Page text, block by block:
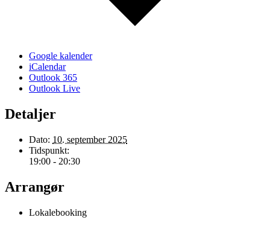
Google kalender
iCalendar
Outlook 365
Outlook Live
Detaljer
Dato: 10. september 2025
Tidspunkt:
19:00 - 20:30
Arrangør
Lokalebooking